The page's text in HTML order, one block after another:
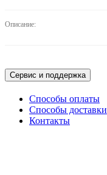
Описание:
Сервис и поддержка
Способы оплаты
Способы доставки
Контакты